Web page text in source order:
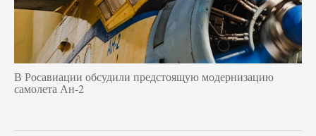
В Росавиации обсудили предстоящую модернизацию
самолета Ан-2